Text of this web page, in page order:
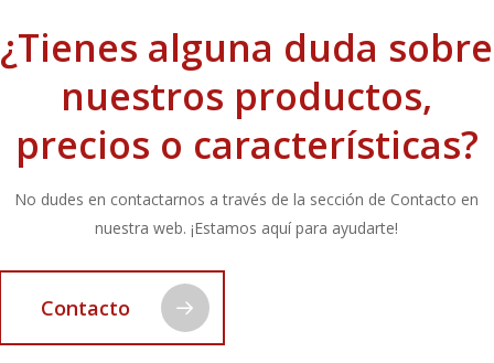
¿Tienes alguna duda sobre
nuestros productos,
precios o características?
No dudes en contactarnos a través de la sección de Contacto en
nuestra web. ¡Estamos aquí para ayudarte!
Contacto